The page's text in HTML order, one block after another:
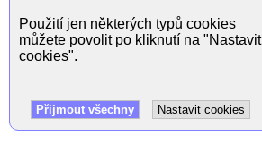
Použití jen některých typů cookies
můžete povolit po kliknutí na "Nastavit
cookies".
Přijmout všechny Nastavit cookies